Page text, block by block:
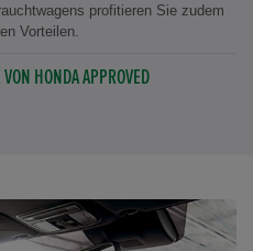
profitieren Sie zudem
Vorteilen.
HONDA APPROVED